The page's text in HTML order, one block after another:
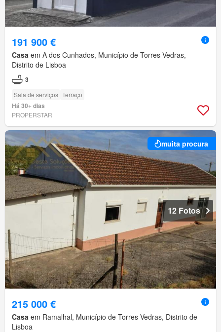
191 900 €
Casa em A dos Cunhados, Município de Torres Vedras,
Distrito de Lisboa
3
Sala de serviços Terraço
Há 30+ dias
PROPERSTAR
muita procura
12 Fotos
215 000 €
Casa em Ramalhal, Município de Torres Vedras, Distrito de
Lisboa